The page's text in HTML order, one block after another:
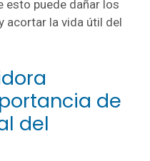
esto puede dañar los
acortar la vida útil del
de
del